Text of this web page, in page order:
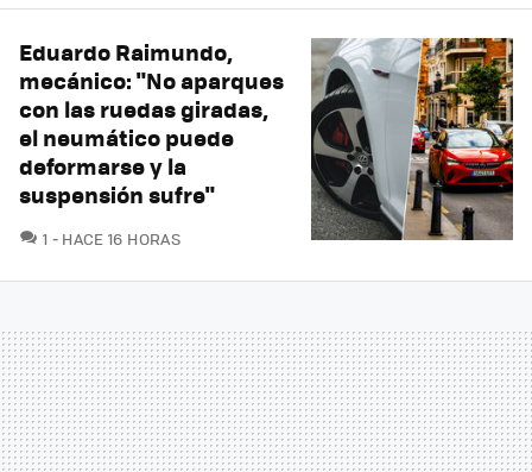
Eduardo Raimundo,
mecánico: "No aparques
con las ruedas giradas,
el neumático puede
deformarse y la
suspensión sufre"
1 COMENTARIOS
HACE 16 HORAS